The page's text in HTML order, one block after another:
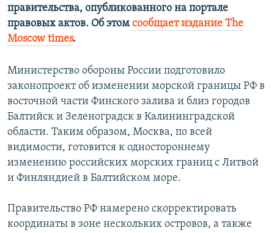
правительства, опубликованного на портале
правовых актов. Об этом сообщает издание The
Moscow times.
Министерство обороны России подготовило
законопроект об изменении морской границы РФ в
восточной части Финского залива и близ городов
Балтийск и Зеленоградск в Калининградской
области. Таким образом, Москва, по всей
видимости, готовится к одностороннему
изменению российских морских границ с Литвой
и Финляндией в Балтийском море.
Правительство РФ намерено скорректировать
координаты в зоне нескольких островов, а также